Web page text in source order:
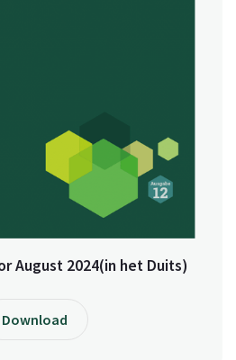
August 2024(in het Duits)
Download